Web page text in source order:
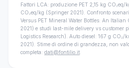
Fattori LCA: produzione PET 2,15 kg
CO₂eq/kg (Springer 2021). Confronto
Versus PET Mineral Water Bottles: An
2021) e studi last-mile delivery vs customer
Logistics Research). Auto diesel: 167 g CO₂/
2021). Stime di ordine di grandezza, non
completa: dati@fontilio.it